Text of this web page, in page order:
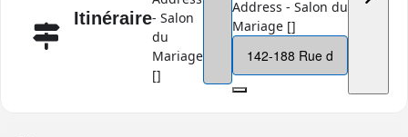
Itinéraire- Salon
du
Mariage
[]
Address - Salon du
Mariage []